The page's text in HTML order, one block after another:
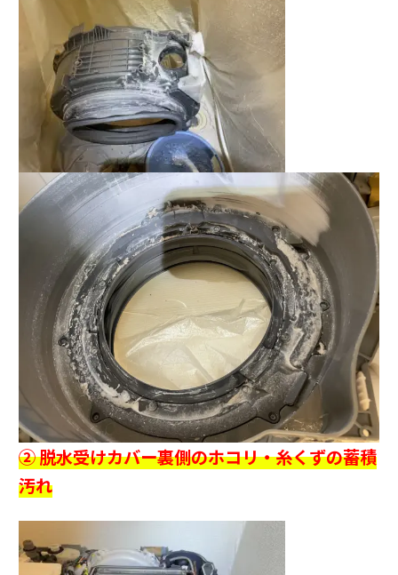
② 脱水受けカバー裏側のホコリ・糸くずの蓄積
汚れ